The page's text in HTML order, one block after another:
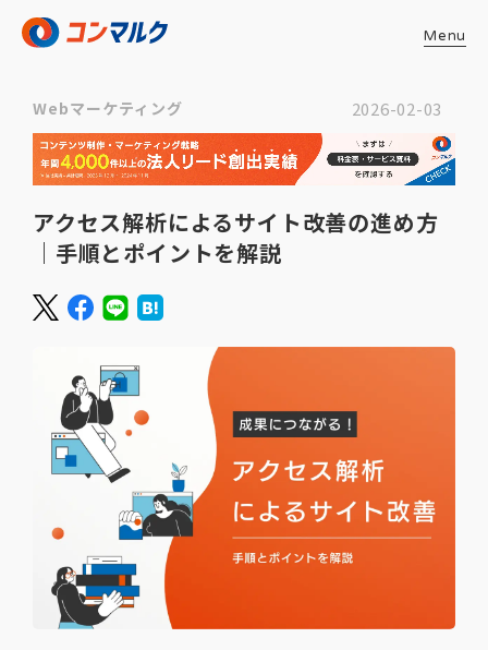
Menu
Webマーケティング 2026-02-03
アクセス解析によるサイト改善の進め方
｜手順とポイントを解説